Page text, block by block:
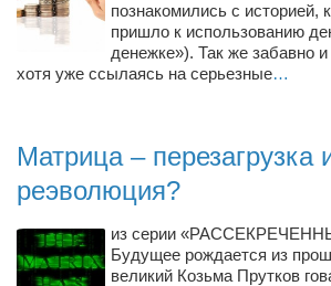
познакомились с историей,
пришло к использованию
денежке»). Так же забавно
хотя уже ссылаясь на серьезные…
Матрица – перезагрузка
реэволюция?
из серии
Будущее рождается из
великий Козьма Прутков